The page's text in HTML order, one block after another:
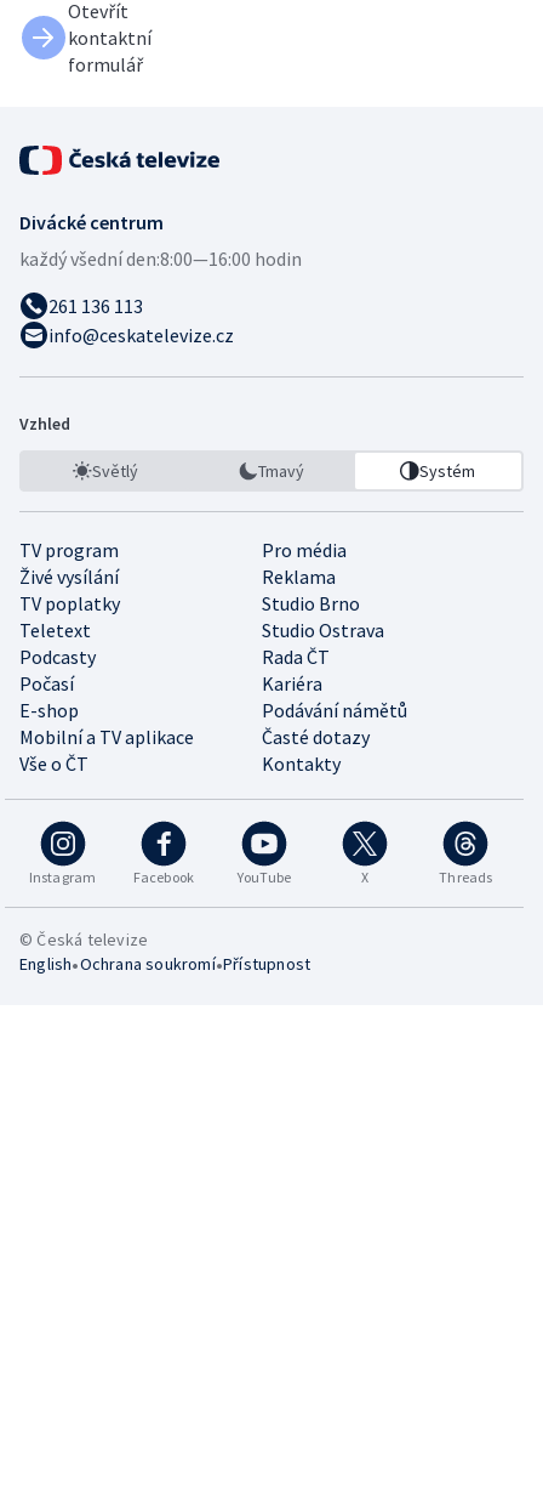
Otevřít
kontaktní
formulář
Divácké centrum
každý všední den:8:00—16:00 hodin
261 136 113
info@ceskatelevize.cz
Vzhled
Světlý Tmavý Systém
TV program
Pro média
Živé vysílání
Reklama
TV poplatky
Studio Brno
Teletext
Studio Ostrava
Podcasty
Rada ČT
Počasí
Kariéra
E-shop
Podávání námětů
Mobilní a TV aplikace
Časté dotazy
Vše o ČT
Kontakty
Instagram Facebook YouTube X Threads
© Česká televize
English•Ochrana soukromí•Přístupnost